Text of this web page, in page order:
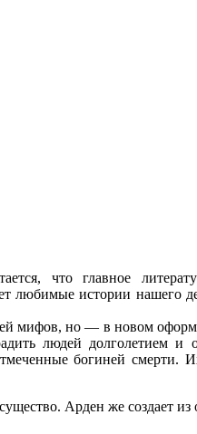
что главное
любимые истории нашего
мифов, но — в новом
людей долголетием и
богиней смерти.
Арден же создает из